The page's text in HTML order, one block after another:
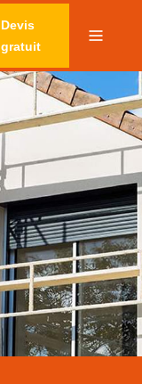
Devis
gratuit